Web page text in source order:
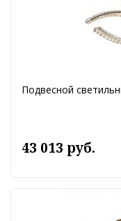
Подвесной
43 013 руб.